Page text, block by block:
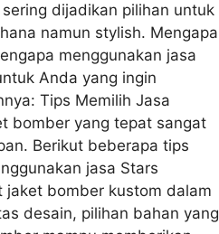
dijadikan pilihan untuk
namun stylish. Mengapa
menggunakan jasa
Anda yang ingin
Tips Memilih Jasa
bomber yang tepat sangat
Berikut beberapa tips
jasa Stars
jaket bomber kustom dalam
desain, pilihan bahan yang